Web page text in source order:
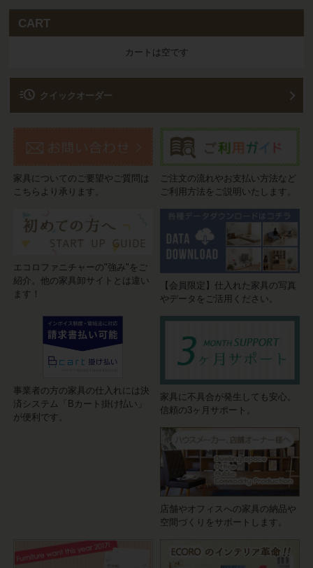
CART
カートは空です
acute クイックオーダー
家具についてのご要望やご質問は
こちらより承ります。
ご注文の流れやお支払い方法など
ご利用方法をご説明いたします。
エコロファニチャーの"強み"をご
紹介。他の家具卸サイトとは違い
ます！
【会員限定】仕入れた家具の写真
やデータをご活用ください。
事業者の方の家具の仕入れには決
済システム「Bカート掛け払い」
が便利です。
家具に不具合が発生しても安心。
信頼の3ヶ月サポート。
店舗やオフィスへの家具の納品や
空間づくりをサポートします。